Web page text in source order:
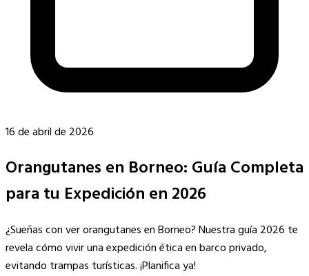
16 de abril de 2026
Orangutanes en Borneo: Guía Completa
para tu Expedición en 2026
¿Sueñas con ver orangutanes en Borneo? Nuestra guía 2026 te
revela cómo vivir una expedición ética en barco privado,
evitando trampas turísticas. ¡Planifica ya!